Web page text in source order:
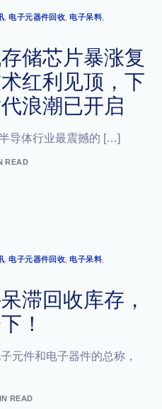
,电子元器件回收 ,电子呆料
储芯片暴涨复
红利见顶，下
浪潮已开启
导体行业最震撼的 […]
READ
,电子元器件回收 ,电子呆料
滞回收库存，
！
元件和电子器件的总称，
READ